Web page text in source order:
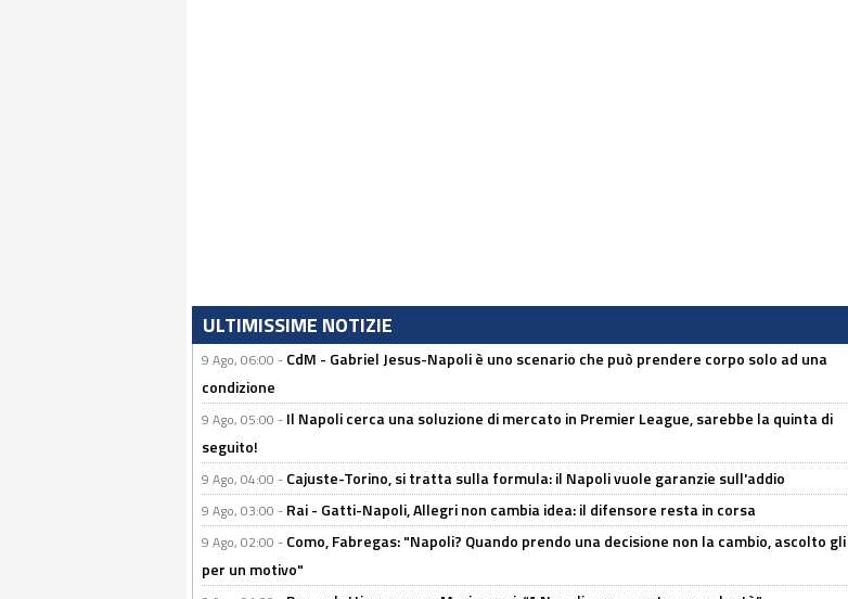
ULTIMISSIME NOTIZIE
9 Ago, 06:00 - CdM - Gabriel Jesus-Napoli è uno scenario che può prendere corpo solo ad una
condizione
9 Ago, 05:00 - Il Napoli cerca una soluzione di mercato in Premier League, sarebbe la quinta di
seguito!
9 Ago, 04:00 - Cajuste-Torino, si tratta sulla formula: il Napoli vuole garanzie sull'addio
9 Ago, 03:00 - Rai - Gatti-Napoli, Allegri non cambia idea: il difensore resta in corsa
9 Ago, 02:00 - Como, Fabregas: "Napoli? Quando prendo una decisione non la cambio, ascolto
per un motivo"